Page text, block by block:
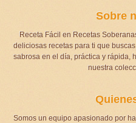
Sobre
Receta Fácil en Recetas
deliciosas recetas para ti que
sabrosa en el día, práctica y rápida,
nuestra
Somos un equipo apasionado por